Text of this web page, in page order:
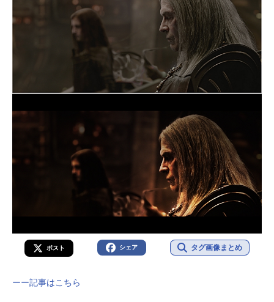
ポスト シェア タグ画像まとめ
ーー記事はこちら